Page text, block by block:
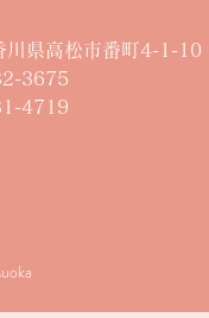
県高松市番町4-1-10
3675
4719